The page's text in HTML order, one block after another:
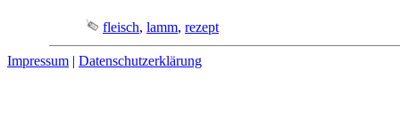
fleisch, lamm, rezept
Impressum | Datenschutzerklärung